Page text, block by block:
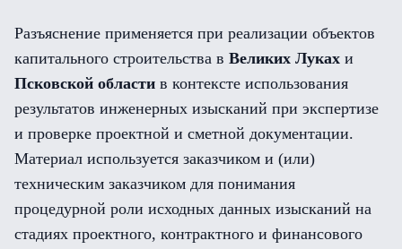
Разъяснение применяется при реализации объектов
капитального строительства в Великих Луках и
Псковской области в контексте использования
результатов инженерных изысканий при экспертизе
и проверке проектной и сметной документации.
Материал используется заказчиком и (или)
техническим заказчиком для понимания
процедурной роли исходных данных изысканий на
стадиях проектного, контрактного и финансового